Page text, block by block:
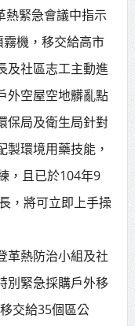
設施公共
長陳其
共同揭幕
中小學書
喊推陳其
獎者及入
熱緊急會議中指示
機，移交給高市
及社區志工主動進
外空屋空地髒亂點
保局及衛生局針對
環境用藥技能，
，且已於104年9
，將可立即上手操
革熱防治小組及社
別緊急採購戶外移
交給35個區公